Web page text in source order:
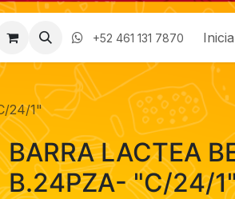
Nosotros
+52 461 131 7870
24/1"
BARRA LACTEA
B.24PZA- "C/24/